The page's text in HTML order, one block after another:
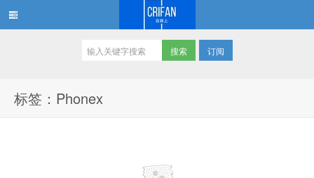
订阅
标签：Phonex